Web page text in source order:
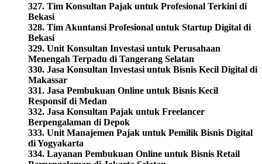
327. Tim Konsultan Pajak untuk Profesional Terkini di
Bekasi
328. Tim Akuntansi Profesional untuk Startup Digital di
Bekasi
329. Unit Konsultan Investasi untuk Perusahaan
Menengah Terpadu di Tangerang Selatan
330. Jasa Konsultan Investasi untuk Bisnis Kecil Digital di
Makassar
331. Jasa Pembukuan Online untuk Bisnis Kecil
Responsif di Medan
332. Jasa Konsultan Pajak untuk Freelancer
Berpengalaman di Depok
333. Unit Manajemen Pajak untuk Pemilik Bisnis Digital
di Yogyakarta
334. Layanan Pembukuan Online untuk Bisnis Retail